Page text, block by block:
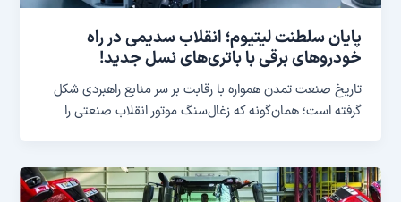
پایان سلطنت لیتیوم؛ انقلاب سدیمی در راه
خودروهای برقی با باتری‌های نسل جدید!
تاریخ صنعت تمدن همواره با رقابت بر سر منابع راهبردی شکل
گرفته است؛ همان‌گونه که زغال‌سنگ موتور انقلاب صنعتی را